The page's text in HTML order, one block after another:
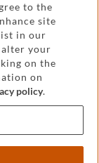
to the
site
in our
your
on the
on
policy.